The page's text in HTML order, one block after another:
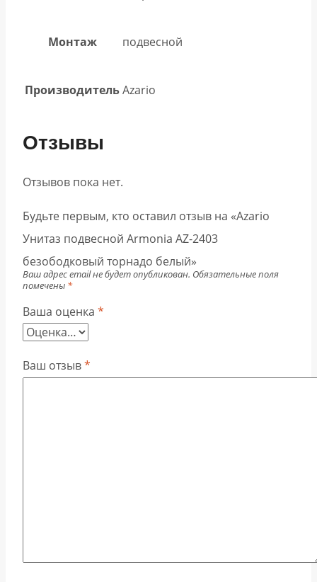
Монтаж подвесной
ПроизводительAzario
Отзывы
Отзывов пока нет.
Будьте первым, кто оставил отзыв на «Azario
Унитаз подвесной Armonia AZ-2403
безободковый торнадо белый»
Ваш адрес email не будет опубликован. Обязательные поля
помечены *
Ваша оценка *
Ваш отзыв*